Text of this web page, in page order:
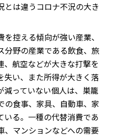
とは違うコロナ不況の大き
控える傾向が強い産業、
分野の産業である飲食、旅
航空などが大きな打撃を
失い、また所得が大きく落
減っていない個人は、巣籠
の食事、家具、自動車、家
いる。一種の代替消費であ
、マンションなどへの需要